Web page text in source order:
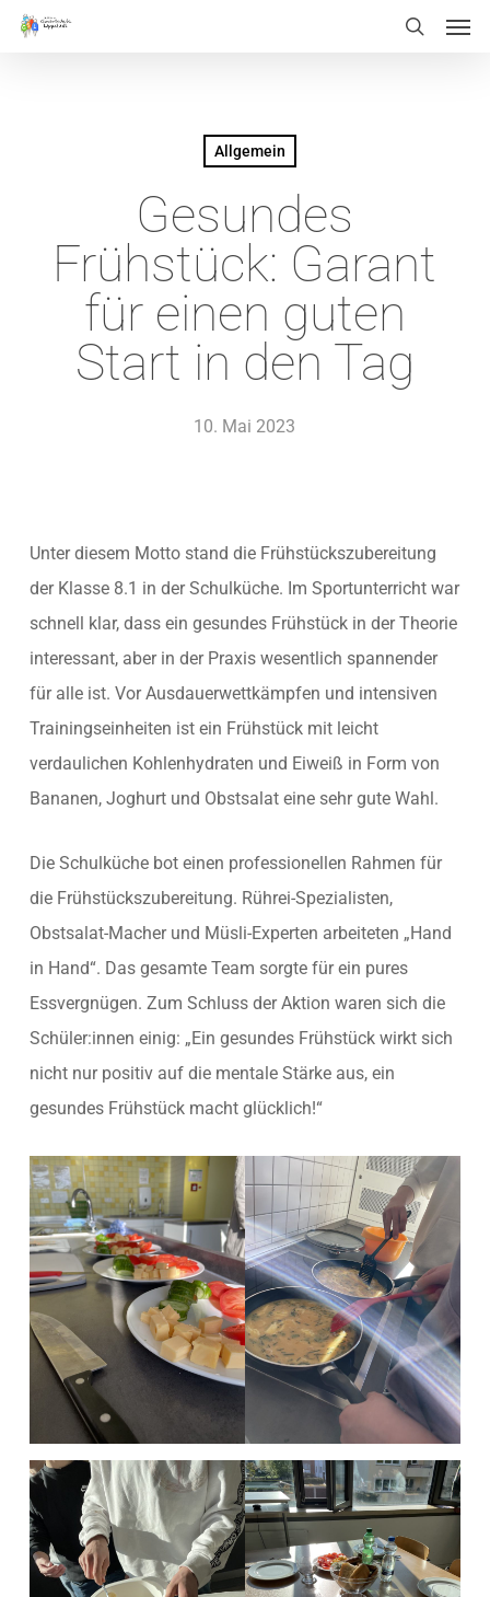
Skip
Allgemein
Gesundes
Frühstück: Garant
für einen guten
Start in den Tag
10. Mai 2023
Unter diesem Motto stand die Frühstückszubereitung
der Klasse 8.1 in der Schulküche. Im Sportunterricht war
schnell klar, dass ein gesundes Frühstück in der Theorie
interessant, aber in der Praxis wesentlich spannender
für alle ist. Vor Ausdauerwettkämpfen und intensiven
Trainingseinheiten ist ein Frühstück mit leicht
verdaulichen Kohlenhydraten und Eiweiß in Form von
Bananen, Joghurt und Obstsalat eine sehr gute Wahl.
Die Schulküche bot einen professionellen Rahmen für
die Frühstückszubereitung. Rührei-Spezialisten,
Obstsalat-Macher und Müsli-Experten arbeiteten „Hand
in Hand“. Das gesamte Team sorgte für ein pures
Essvergnügen. Zum Schluss der Aktion waren sich die
Schüler:innen einig: „Ein gesundes Frühstück wirkt sich
nicht nur positiv auf die mentale Stärke aus, ein
gesundes Frühstück macht glücklich!“
Menu